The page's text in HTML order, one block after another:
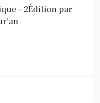
– 2Édition par